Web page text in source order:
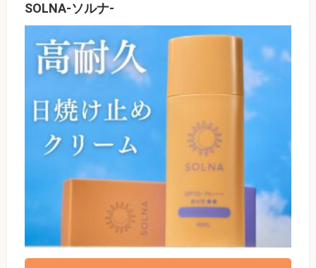
SOLNA-ソルナ-